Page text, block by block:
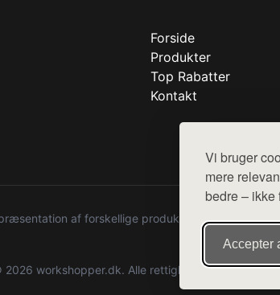
Vi bruger
mere
bedre –
Accepter
Forside
Produkter
Top Rabatter
Kontakt
af forskellige produkter fra diverse
2026 workshopper.dk. Alle rettigheder forbeholdes.